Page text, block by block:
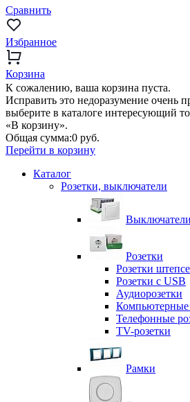
Сравнить
Избранное
Корзина
К сожалению, ваша корзина пуста.
Исправить это недоразумение очень
выберите в каталоге интересующий
«В корзину».
Общая сумма:0 руб.
Перейти в корзину
Каталог
Розетки, выключатели
Выключатели
Розетки
Розетки
Розетки с USB
Аудиорозетки
Компьютерные
Телефонные
TV-розетки
Рамки